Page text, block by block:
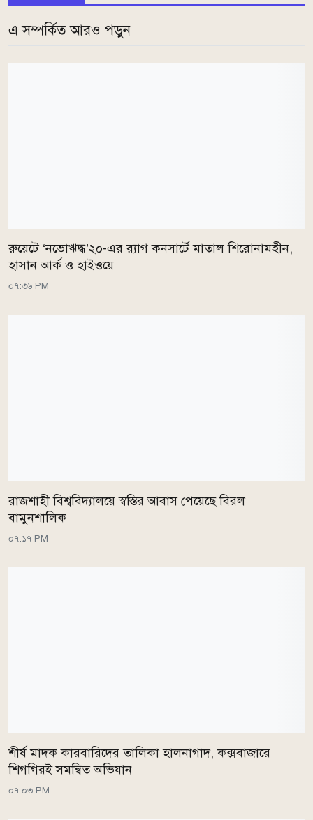
এ সম্পর্কিত আরও পড়ুন
রুয়েটে ‘নভোঋদ্ধ’২০-এর র‍্যাগ কনসার্টে মাতাল শিরোনামহীন,
হাসান আর্ক ও হাইওয়ে
০৭:৩৬ PM
রাজশাহী বিশ্ববিদ্যালয়ে স্বস্তির আবাস পেয়েছে বিরল
বামুনশালিক
০৭:১৭ PM
শীর্ষ মাদক কারবারিদের তালিকা হালনাগাদ, কক্সবাজারে
শিগগিরই সমন্বিত অভিযান
০৭:০৩ PM